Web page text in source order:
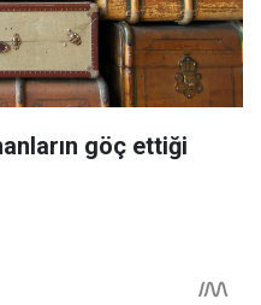
göç ettiği